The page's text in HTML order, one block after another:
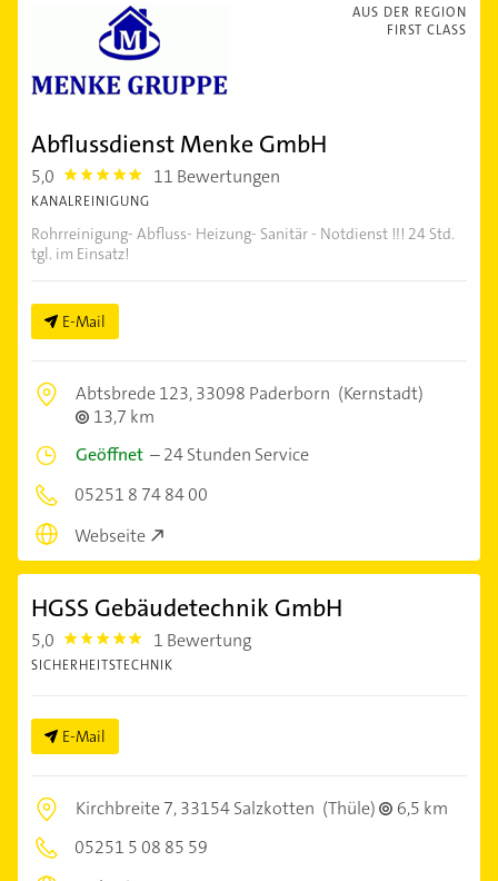
AUS DER REGION
FIRST CLASS
Abflussdienst Menke GmbH
5,0 5.0 11 Bewertungen
KANALREINIGUNG
Rohrreinigung- Abfluss- Heizung- Sanitär - Notdienst !!! 24 Std.
tgl. im Einsatz!
E-Mail
Abtsbrede 123,33098 Paderborn (Kernstadt)
13,7 km
Geöffnet –24 Stunden Service
05251 8 74 84 00
Webseite
HGSS Gebäudetechnik GmbH
5,0 5.0 1 Bewertung
SICHERHEITSTECHNIK
E-Mail
Kirchbreite 7,33154 Salzkotten (Thüle)
6,5 km
05251 5 08 85 59